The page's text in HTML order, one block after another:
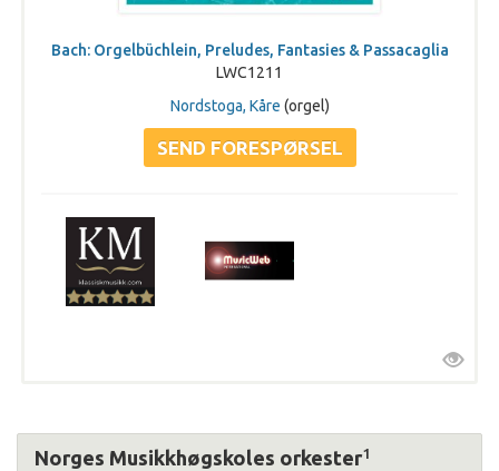
Bach: Orgelbüchlein, Preludes, Fantasies & Passacaglia
LWC1211
Nordstoga, Kåre (orgel)
Norges Musikkhøgskoles orkester1